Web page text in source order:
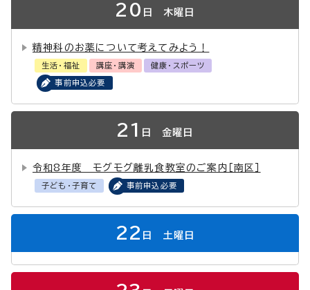
20 日 木曜日
精神科のお薬について考えてみよう！
生活・福祉 講座・講演 健康・スポーツ
事前申込必要
21 日 金曜日
令和8年度 モグモグ離乳食教室のご案内［南区］
子ども・子育て 事前申込必要
22 日 土曜日